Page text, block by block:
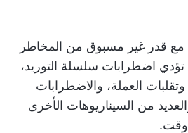
مع قدر غير مسبوق من المخاطر
اضطرابات سلسلة التوريد،
وتقلبات العملة، والاضطرابات
من السيناريوهات الأخرى
وقت.